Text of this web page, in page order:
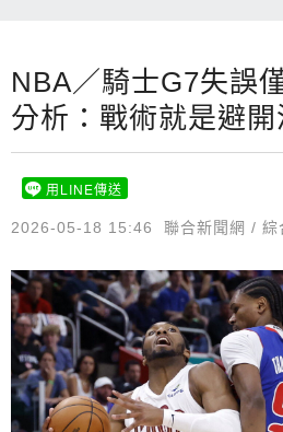
NBA／騎士G7失誤
分析：戰術就是避開
2026-05-18 15:46 聯合新聞網 / 綜
用LINE傳送